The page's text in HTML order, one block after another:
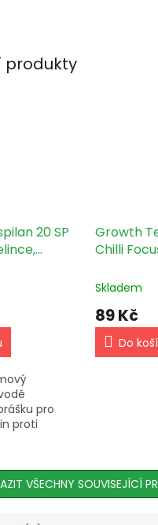
produkty
20 SP
pro
proti
rostliny i
Growth
Chilli
Skladem
89 Kč
Do
VŠECHNY SOUVISEJÍCÍ